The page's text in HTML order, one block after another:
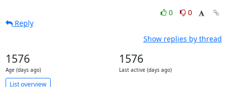
0
0
Reply
Show replies by thread
1576
Age (days ago)
1576
Last active (days ago)
List overview